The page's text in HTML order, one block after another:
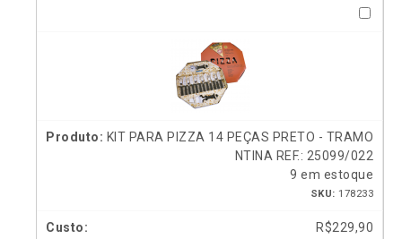
KIT PARA PIZZA 14 PEÇAS PRETO - TRAMO
NTINA REF.: 25099/022
9 em estoque
SKU: 178233
R$229,90